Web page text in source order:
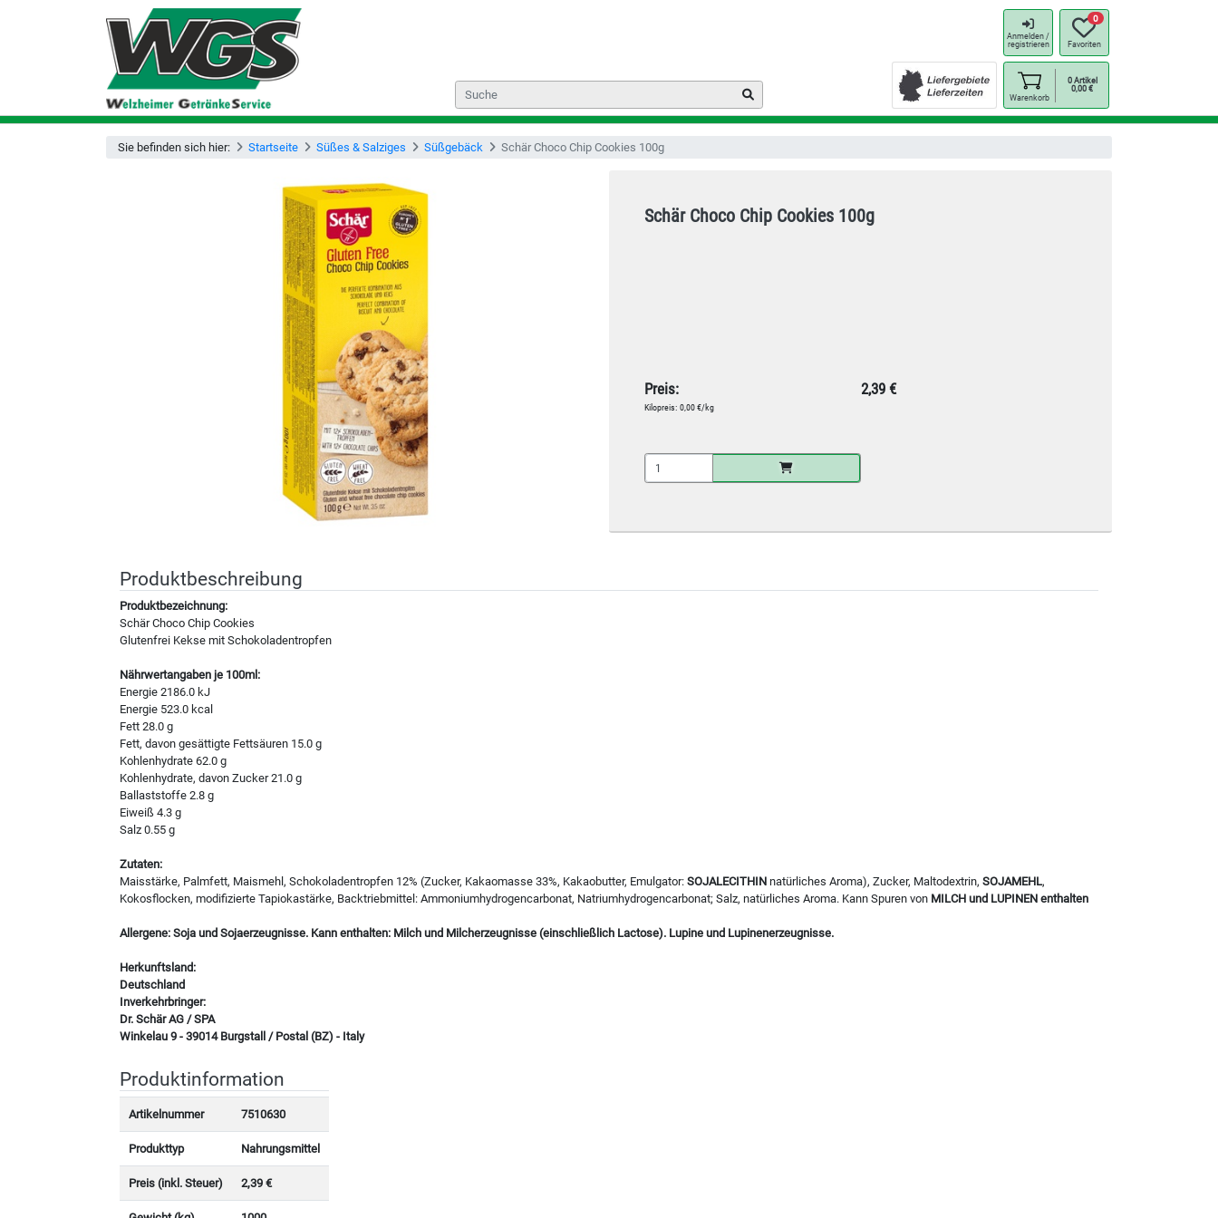
Anmelden /
registrieren
0
Favoriten
Warenkorb
0 Artikel
0,00€
Sie befinden sich hier: Startseite Süßes & Salziges Süßgebäck Schär Choco Chip Cookies 100g
Schär Choco Chip Cookies 100g
Preis: 2,39 €
Kilopreis: 0,00 €/kg
Produktbeschreibung
Produktbezeichnung:
Schär Choco Chip Cookies
Glutenfrei Kekse mit Schokoladentropfen
Nährwertangaben je 100ml:
Energie 2186.0 kJ
Energie 523.0 kcal
Fett 28.0 g
Fett, davon gesättigte Fettsäuren 15.0 g
Kohlenhydrate 62.0 g
Kohlenhydrate, davon Zucker 21.0 g
Ballaststoffe 2.8 g
Eiweiß 4.3 g
Salz 0.55 g
Zutaten:
Maisstärke, Palmfett, Maismehl, Schokoladentropfen 12% (Zucker, Kakaomasse 33%, Kakaobutter, Emulgator: SOJALECITHIN natürliches Aroma), Zucker, Maltodextrin, SOJAMEHL,
Kokosflocken, modifizierte Tapiokastärke, Backtriebmittel: Ammoniumhydrogencarbonat, Natriumhydrogencarbonat; Salz, natürliches Aroma. Kann Spuren von MILCH und LUPINEN enthalten
Allergene: Soja und Sojaerzeugnisse. Kann enthalten: Milch und Milcherzeugnisse (einschließlich Lactose). Lupine und Lupinenerzeugnisse.
Herkunftsland:
Deutschland
Inverkehrbringer:
Dr. Schär AG / SPA
Winkelau 9 - 39014 Burgstall / Postal (BZ) - Italy
Produktinformation
Artikelnummer 7510630
Produkttyp Nahrungsmittel
Preis (inkl. Steuer) 2,39 €